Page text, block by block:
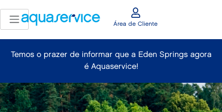
Área de Cliente
Temos o prazer de informar que a Eden Springs agora
é Aquaservice!